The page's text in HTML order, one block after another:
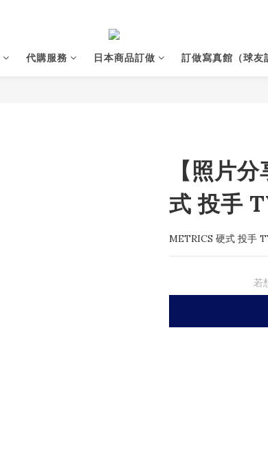
代購服務 日本商品訂做 訂做寫真館（球友
【照片
式 投手
METRICS 硬式 投手
若